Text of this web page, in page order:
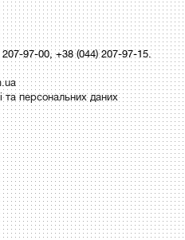
97-00, +38 (044) 207-97-15.
та персональних даних